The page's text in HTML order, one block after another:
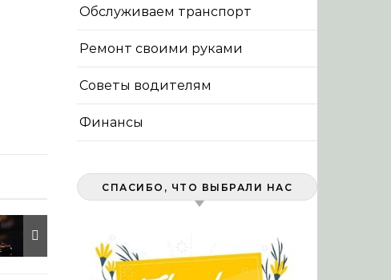
Обслуживаем транспорт
Ремонт своими руками
Советы водителям
Финансы
СПАСИБО, ЧТО ВЫБРАЛИ НАС